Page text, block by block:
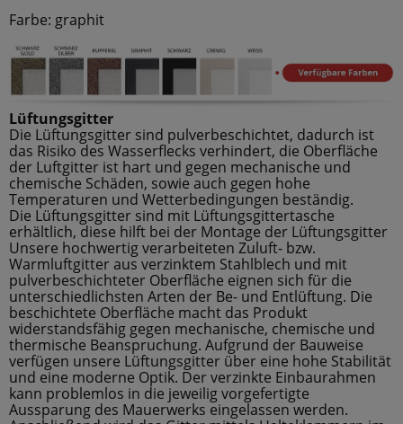
Farbe: graphit
Lüftungsgitter
Die Lüftungsgitter sind pulverbeschichtet, dadurch ist
das Risiko des Wasserflecks verhindert, die Oberfläche
der Luftgitter ist hart und gegen mechanische und
chemische Schäden, sowie auch gegen hohe
Temperaturen und Wetterbedingungen beständig.
Die Lüftungsgitter sind mit Lüftungsgittertasche
erhältlich, diese hilft bei der Montage der Lüftungsgitter
Unsere hochwertig verarbeiteten Zuluft- bzw.
Warmluftgitter aus verzinktem Stahlblech und mit
pulverbeschichteter Oberfläche eignen sich für die
unterschiedlichsten Arten der Be- und Entlüftung. Die
beschichtete Oberfläche macht das Produkt
widerstandsfähig gegen mechanische, chemische und
thermische Beanspruchung. Aufgrund der Bauweise
verfügen unsere Lüftungsgitter über eine hohe Stabilität
und eine moderne Optik. Der verzinkte Einbaurahmen
kann problemlos in die jeweilig vorgefertigte
Aussparung des Mauerwerks eingelassen werden.